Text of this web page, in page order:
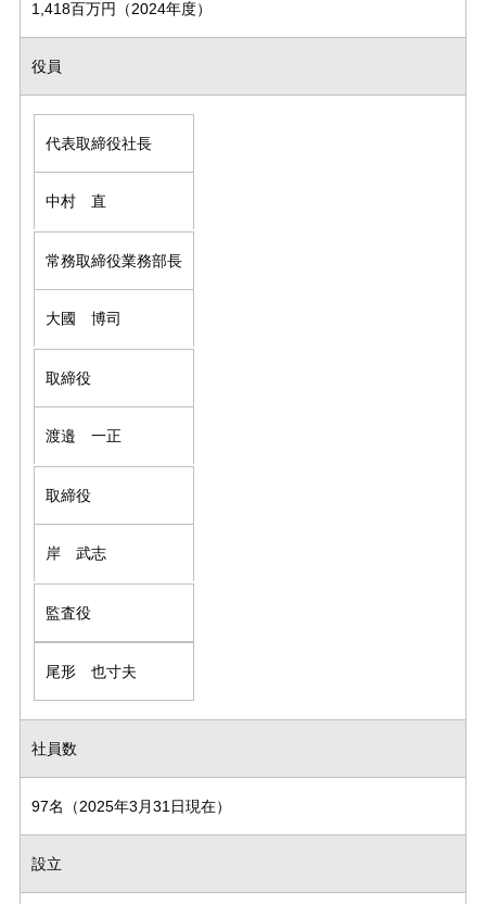
1,418百万円（2024年度）
役員
代表取締役社長
中村 直
常務取締役業務部長
大國 博司
取締役
渡邉 一正
取締役
岸 武志
監査役
尾形 也寸夫
社員数
97名（2025年3月31日現在）
設立